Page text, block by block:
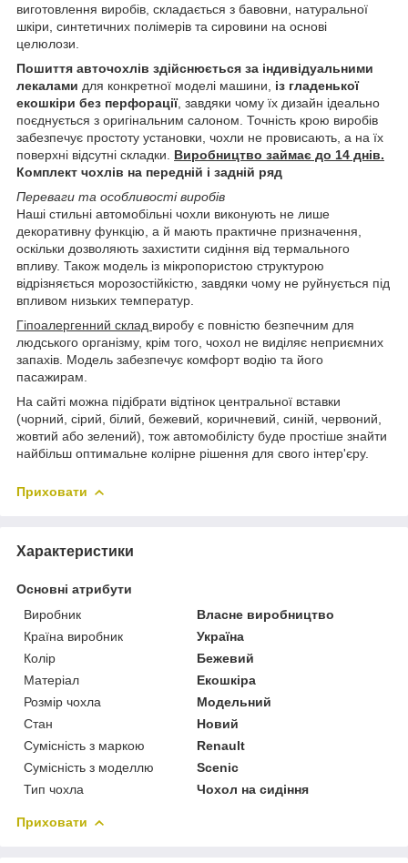
виготовлення виробів, складається з бавовни, натуральної
шкіри, синтетичних полімерів та сировини на основі
целюлози.
Пошиття авточохлів здійснюється за індивідуальними
лекалами для конкретної моделі машини, із гладенької
екошкіри без перфорації, завдяки чому їх дизайн ідеально
поєднується з оригінальним салоном. Точність крою виробів
забезпечує простоту установки, чохли не провисають, а на їх
поверхні відсутні складки. Виробництво займає до 14 днів.
Комплект чохлів на передній і задній ряд
Переваги та особливості виробів
Наші стильні автомобільні чохли виконують не лише
декоративну функцію, а й мають практичне призначення,
оскільки дозволяють захистити сидіння від термального
впливу. Також модель із мікропористою структурою
відрізняється морозостійкістю, завдяки чому не руйнується під
впливом низьких температур.
Гіпоалергенний склад виробу є повністю безпечним для
людського організму, крім того, чохол не виділяє неприємних
запахів. Модель забезпечує комфорт водію та його
пасажирам.
На сайті можна підібрати відтінок центральної вставки
(чорний, сірий, білий, бежевий, коричневий, синій, червоний,
жовтий або зелений), тож автомобілісту буде простіше знайти
найбільш оптимальне колірне рішення для свого інтер'єру.
Приховати
Характеристики
Основні атрибути
Виробник
Власне виробництво
Країна виробник
Україна
Колір
Бежевий
Матеріал
Екошкіра
Розмір чохла
Модельний
Стан
Новий
Сумісність з маркою
Renault
Сумісність з моделлю
Scenic
Тип чохла
Чохол на сидіння
Приховати